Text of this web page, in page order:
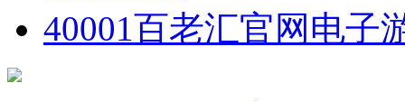
40001百老汇官网电子